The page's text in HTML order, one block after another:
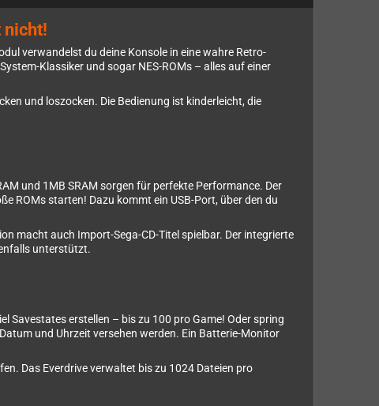
nicht!
verwandelst du deine Konsole in eine wahre Retro-
Klassiker und sogar NES-ROMs – alles auf einer
und loszocken. Die Bedienung ist kinderleicht, die
und 1MB SRAM sorgen für perfekte Performance. Der
ROMs starten! Dazu kommt ein USB-Port, über den du
macht auch Import-Sega-CD-Titel spielbar. Der integrierte
unterstützt.
Savestates erstellen – bis zu 100 pro Game! Oder spring
und Uhrzeit versehen werden. Ein Batterie-Monitor
Das Everdrive verwaltet bis zu 1024 Dateien pro